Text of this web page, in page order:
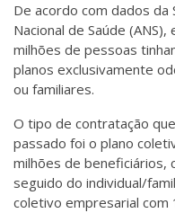
De acordo com dados da
Nacional de Saúde
milhões de pessoas
planos exclusivamente
ou familiares.
O tipo de contratação
passado foi o plano
milhões de beneficiários,
seguido do individual/
coletivo empresarial com